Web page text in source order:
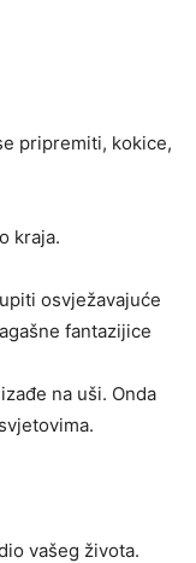
pripremiti, kokice,
kraja.
osvježavajuće
fantazijice
na uši. Onda
vašeg života.